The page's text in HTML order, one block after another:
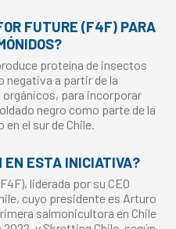
FUTURE (F4F) PARA
proteína de insectos
negativa a partir de la
para incorporar
negro como parte de la
el sur de Chile.
EN ESTA INICIATIVA?
liderada por su CEO
cuyo presidente es Arturo
salmonicultora en Chile